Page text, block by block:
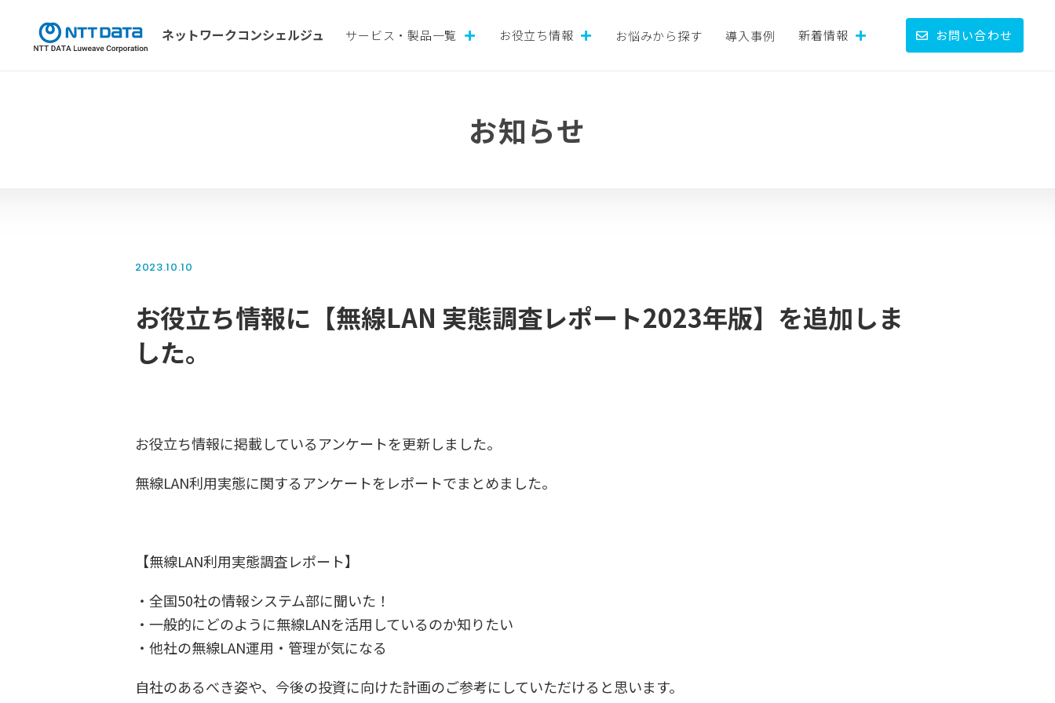
ネットワークコンシェルジュ サービス・製品一覧 お役立ち情報 お悩みから探す 導入事例 新着情報 お問い合わせ
お知らせ
2023.10.10
お役立ち情報に【無線LAN 実態調査レポート2023年版】を追加しま
した。
お役立ち情報に掲載しているアンケートを更新しました。
無線LAN利用実態に関するアンケートをレポートでまとめました。
【無線LAN利用実態調査レポート】
・全国50社の情報システム部に聞いた！
・一般的にどのように無線LANを活用しているのか知りたい
・他社の無線LAN運用・管理が気になる
自社のあるべき姿や、今後の投資に向けた計画のご参考にしていただけると思います。